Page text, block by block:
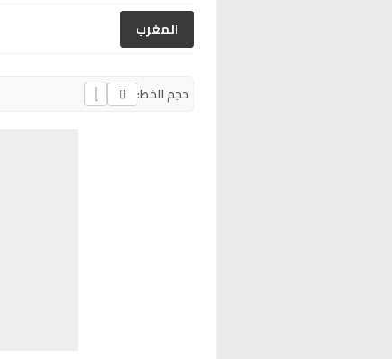
المغرب
حجم الخط: